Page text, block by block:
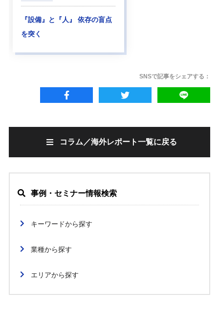
『設備』と『人』 依存の盲点
を突く
SNSで記事をシェアする：
コラム／海外レポート一覧に戻る
事例・セミナー情報検索
キーワードから探す
業種から探す
エリアから探す